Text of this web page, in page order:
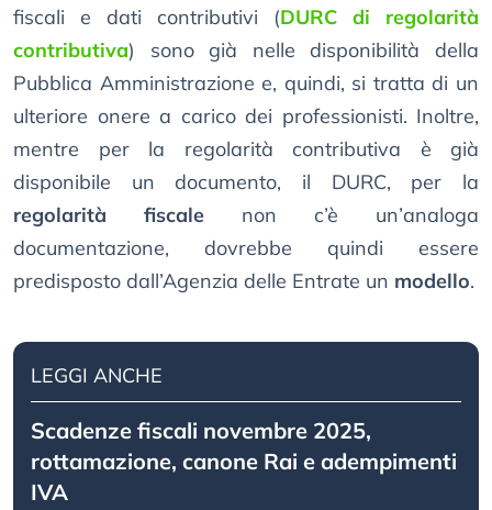
fiscali e dati contributivi (DURC di regolarità
contributiva) sono già nelle disponibilità della
Pubblica Amministrazione e, quindi, si tratta di un
ulteriore onere a carico dei professionisti. Inoltre,
mentre per la regolarità contributiva è già
disponibile un documento, il DURC, per la
regolarità fiscale non c’è un’analoga
documentazione, dovrebbe quindi essere
predisposto dall’Agenzia delle Entrate un modello.
LEGGI ANCHE
Scadenze fiscali novembre 2025,
rottamazione, canone Rai e adempimenti
IVA